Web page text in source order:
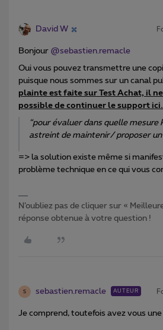
David W
Bonjour @sebastien.remacle
Oui vous pouvez transmettre une
puisque nous sommes sur un canal
plainte est faite sur Test Achat, il
possible de continuer le support ici.
“pour évaluer dans quelle mesure
astreint de maintenir/ proposer
=> la solution existe même si
problème technique en ce qui vous
N’oubliez pas de cliquer sur «
réponse obtenue à votre question !
S sebastien.remacle AUTEUR
Je comprend, toutefois avez vous